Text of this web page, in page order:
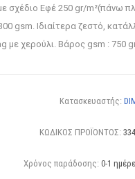
σχέδιο Εφέ 250 gr/m²(πάνω
gsm. Ιδιαίτερα ζεστό,
με χερούλι. Βάρος gsm : 750
Κατασκευαστής:
ΚΩΔΙΚΟΣ ΠΡΟΪΟΝΤΟΣ:
Χρόνος παράδοσης: 0-1